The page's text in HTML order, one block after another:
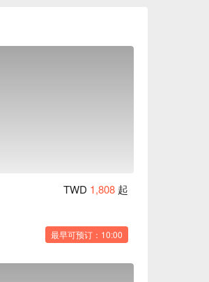
立刻查看⬇︎
TWD 1,808 起
最早可预订：10:00